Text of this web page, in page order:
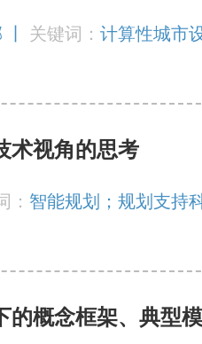
关键词：计算性城市
术视角的思考
： 智能规划；规划支持
概念框架、典型